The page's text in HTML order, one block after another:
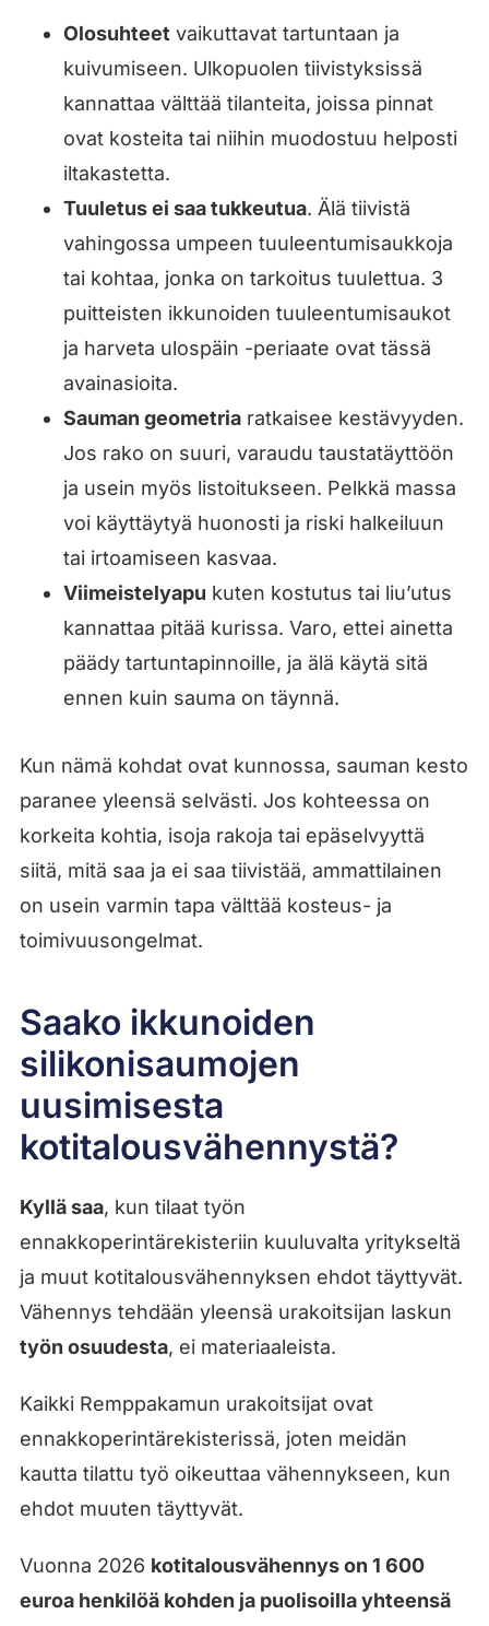
Olosuhteet vaikuttavat tartuntaan ja
kuivumiseen. Ulkopuolen tiivistyksissä
kannattaa välttää tilanteita, joissa pinnat
ovat kosteita tai niihin muodostuu helposti
iltakastetta.
Tuuletus ei saa tukkeutua. Älä tiivistä
vahingossa umpeen tuuleentumisaukkoja
tai kohtaa, jonka on tarkoitus tuulettua. 3
puitteisten ikkunoiden tuuleentumisaukot
ja harveta ulospäin -periaate ovat tässä
avainasioita.
Sauman geometriaratkaisee kestävyyden.
Jos rako on suuri, varaudu taustatäyttöön
ja usein myös listoitukseen. Pelkkä massa
voi käyttäytyä huonosti ja riski halkeiluun
tai irtoamiseen kasvaa.
Viimeistelyapu kuten kostutus tai liu’utus
kannattaa pitää kurissa. Varo, ettei ainetta
päädy tartuntapinnoille, ja älä käytä sitä
ennen kuin sauma on täynnä.
Kun nämä kohdat ovat kunnossa, sauman kesto
paranee yleensä selvästi. Jos kohteessa on
korkeita kohtia, isoja rakoja tai epäselvyyttä
siitä, mitä saa ja ei saa tiivistää, ammattilainen
on usein varmin tapa välttää kosteus- ja
toimivuusongelmat.
Saako ikkunoiden
silikonisaumojen
uusimisesta
kotitalousvähennystä?
Kyllä saa, kun tilaat työn
ennakkoperintärekisteriin kuuluvalta yritykseltä
ja muut kotitalousvähennyksen ehdot täyttyvät.
Vähennys tehdään yleensä urakoitsijan laskun
työn osuudesta, ei materiaaleista.
Kaikki Remppakamun urakoitsijat ovat
ennakkoperintärekisterissä, joten meidän
kautta tilattu työ oikeuttaa vähennykseen, kun
ehdot muuten täyttyvät.
Vuonna 2026 kotitalousvähennys on 1 600
euroa henkilöä kohden ja puolisoilla yhteensä